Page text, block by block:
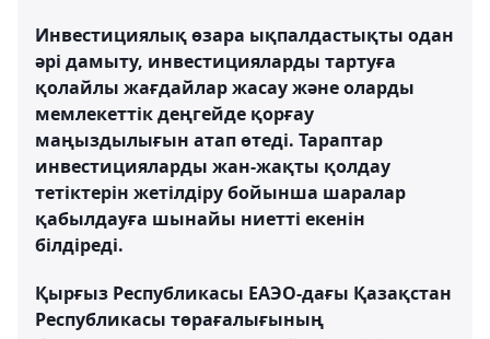
Инвестициялық өзара ықпалдастықты одан
әрі дамыту, инвестицияларды тартуға
қолайлы жағдайлар жасау және оларды
мемлекеттік деңгейде қорғау
маңыздылығын атап өтеді. Тараптар
инвестицияларды жан-жақты қолдау
тетіктерін жетілдіру бойынша шаралар
қабылдауға шынайы ниетті екенін
білдіреді.
Қырғыз Республикасы ЕАЭО-дағы Қазақстан
Республикасы төрағалығының